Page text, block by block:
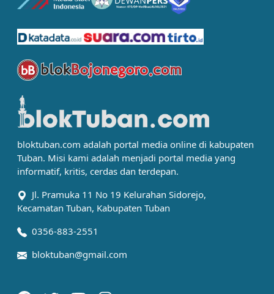
bloktuban.com adalah portal media online di kabupaten
Tuban. Misi kami adalah menjadi portal media yang
informatif, kritis, cerdas dan terdepan.
Jl. Pramuka 11 No 19 Kelurahan Sidorejo,
Kecamatan Tuban, Kabupaten Tuban
0356-883-2551
bloktuban@gmail.com